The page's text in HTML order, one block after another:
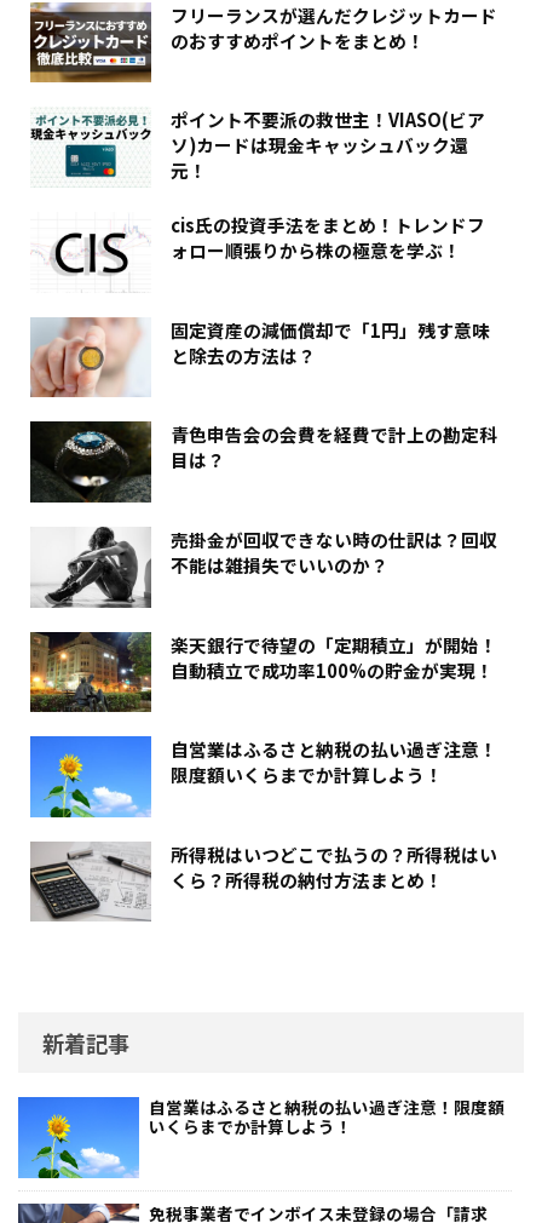
フリーランスが選んだクレジットカード
のおすすめポイントをまとめ！
ポイント不要派の救世主！VIASO(ビア
ソ)カードは現金キャッシュバック還
元！
cis氏の投資手法をまとめ！トレンドフ
ォロー順張りから株の極意を学ぶ！
固定資産の減価償却で「1円」残す意味
と除去の方法は？
青色申告会の会費を経費で計上の勘定科
目は？
売掛金が回収できない時の仕訳は？回収
不能は雑損失でいいのか？
楽天銀行で待望の「定期積立」が開始！
自動積立で成功率100%の貯金が実現！
自営業はふるさと納税の払い過ぎ注意！
限度額いくらまでか計算しよう！
所得税はいつどこで払うの？所得税はい
くら？所得税の納付方法まとめ！
新着記事
自営業はふるさと納税の払い過ぎ注意！限度額
いくらまでか計算しよう！
免税事業者でインボイス未登録の場合「請求